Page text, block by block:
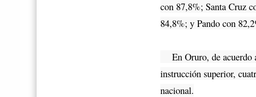
con 87,8%; Santa Cruz
84,8%; y Pando con
En Oruro, de acuerdo
instrucción superior,
nacional.